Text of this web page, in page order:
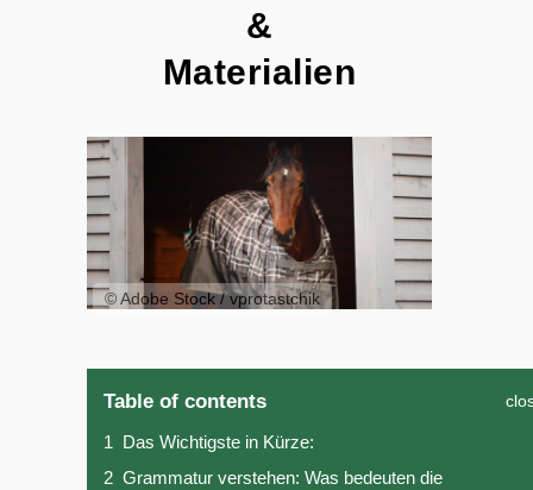
&
Materialien
© Adobe Stock / vprotastchik
Table of contents
1 Das Wichtigste in Kürze:
2 Grammatur verstehen: Was bedeuten die